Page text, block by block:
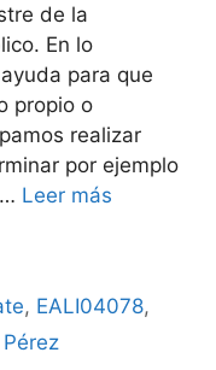
de la
En lo
para que
propio o
realizar
por ejemplo
Leer más
, EALI04078,